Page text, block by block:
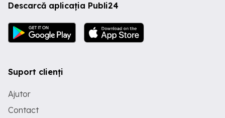
Descarcă aplicația Publi24
Suport clienți
Ajutor
Contact